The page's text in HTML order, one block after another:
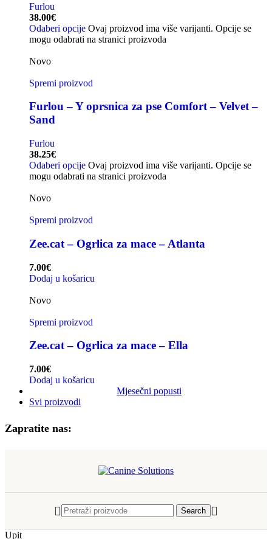
Furlou
38.00€
Odaberi opcije Ovaj proizvod ima više varijanti. Opcije se
mogu odabrati na stranici proizvoda
Novo
Spremi proizvod
Furlou – Y oprsnica za pse Comfort – Velvet –
Sand
Furlou
38.25€
Odaberi opcije Ovaj proizvod ima više varijanti. Opcije se
mogu odabrati na stranici proizvoda
Novo
Spremi proizvod
Zee.cat – Ogrlica za mace – Atlanta
7.00€
Dodaj u košaricu
Novo
Spremi proizvod
Zee.cat – Ogrlica za mace – Ella
7.00€
Dodaj u košaricu
Mjesečni popusti
Svi proizvodi
Zapratite nas:
Search
Upit